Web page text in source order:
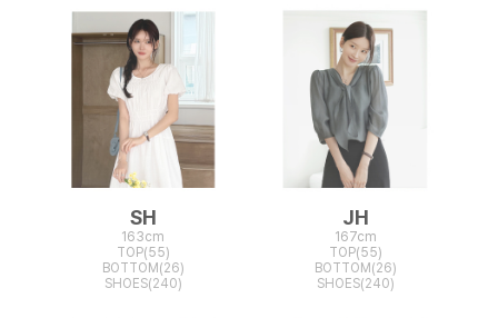
SH
163cm
TOP(55)
BOTTOM(26)
SHOES(240)
JH
167cm
TOP(55)
BOTTOM(26)
SHOES(240)